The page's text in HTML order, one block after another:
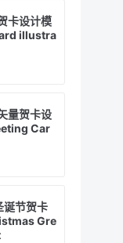
卡设计模
illustra
量贺卡设
Car
诞节贺卡
Gre